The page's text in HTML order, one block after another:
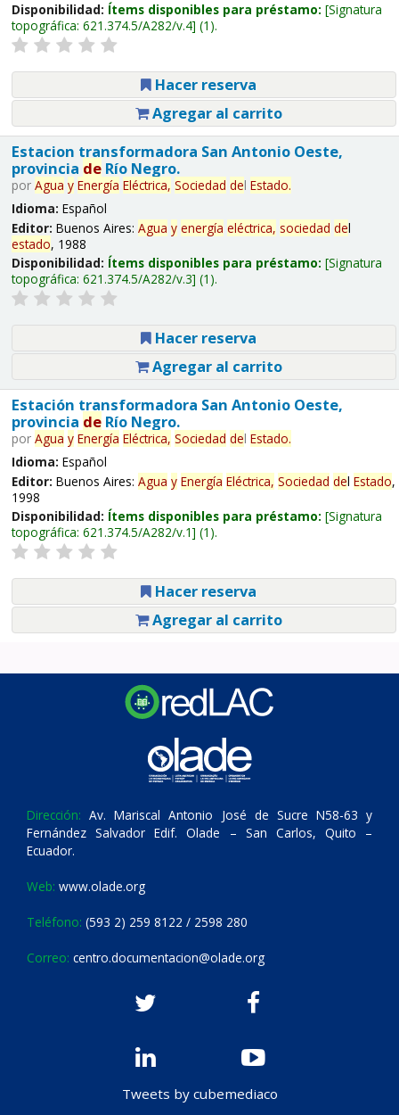
Disponibilidad: Ítems disponibles para préstamo: Signatura
topográfica: 621.374.5/A282/v.4 (1).
Hacer reserva
Agregar al carrito
Estacion transformadora San Antonio Oeste,
provincia deRío Negro.
por Agua y Energía Eléctrica, Sociedad del Estado.
Idioma: Español
Editor: Buenos Aires: Agua y energía eléctrica, sociedad del
estado, 1988
Disponibilidad: Ítems disponibles para préstamo: Signatura
topográfica: 621.374.5/A282/v.3 (1).
Hacer reserva
Agregar al carrito
Estación transformadora San Antonio Oeste,
provincia deRío Negro.
por Agua y Energía Eléctrica, Sociedad del Estado.
Idioma: Español
Editor: Buenos Aires: Agua y Energía Eléctrica, Sociedad del Estado,
1998
Disponibilidad: Ítems disponibles para préstamo: Signatura
topográfica: 621.374.5/A282/v.1 (1).
Hacer reserva
Agregar al carrito
Dirección: Av. Mariscal Antonio José de Sucre N58-63 y
Fernández Salvador Edif. Olade – San Carlos, Quito –
Ecuador.
Web: www.olade.org
Teléfono: (593 2) 259 8122 / 2598 280
Correo: centro.documentacion@olade.org
Tweets by cubemediaco